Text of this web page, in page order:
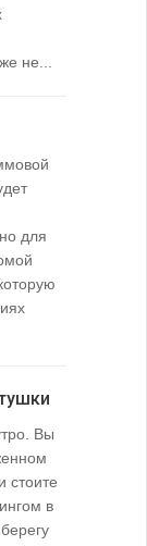
не...
для
Вы
стоите
в